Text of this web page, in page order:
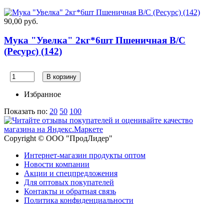
90,00 руб.
Мука "Увелка" 2кг*6шт Пшеничная В/С
(Ресурс) (142)
В корзину
Избранное
Показать по: 20 50 100
Copyright © ООО "ПродЛидер"
Интернет-магазин продукты оптом
Новости компании
Акции и спецпредложения
Для оптовых покупателей
Контакты и обратная связь
Политика конфиденциальности